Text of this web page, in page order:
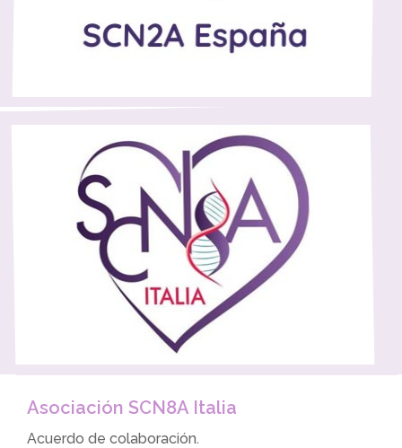
Asociación SCN8A Italia
Acuerdo de colaboración.